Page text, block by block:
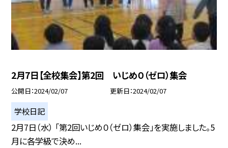
2月7日【全校集会】第2回 いじめ０（ゼロ）集会
公開日 2024/02/07 更新日 2024/02/07
学校日記
2月7日（水） 「第2回いじめ０（ゼロ）集会」を実施しました。5
月に各学級で決め...